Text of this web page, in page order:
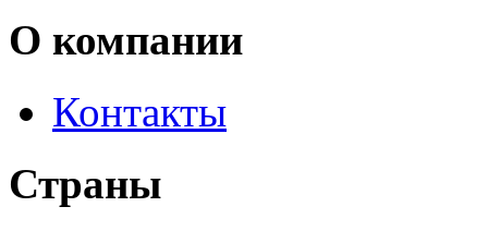
О компании
Контакты
Страны